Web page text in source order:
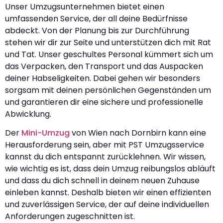
Unser Umzugsunternehmen bietet einen
umfassenden Service, der all deine Bedürfnisse
abdeckt. Von der Planung bis zur Durchführung
stehen wir dir zur Seite und unterstützen dich mit Rat
und Tat. Unser geschultes Personal kümmert sich um
das Verpacken, den Transport und das Auspacken
deiner Habseligkeiten. Dabei gehen wir besonders
sorgsam mit deinen persönlichen Gegenständen um
und garantieren dir eine sichere und professionelle
Abwicklung.
Der Mini-Umzug von Wien nach Dornbirn kann eine
Herausforderung sein, aber mit PST Umzugsservice
kannst du dich entspannt zurücklehnen. Wir wissen,
wie wichtig es ist, dass dein Umzug reibungslos abläuft
und dass du dich schnell in deinem neuen Zuhause
einleben kannst. Deshalb bieten wir einen effizienten
und zuverlässigen Service, der auf deine individuellen
Anforderungen zugeschnitten ist.